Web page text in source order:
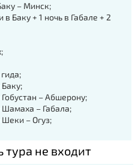
– Минск;
Баку + 1 ночь в Габале + 2
– Абшерону;
Шамаха – Габала;
Шеки – Огуз;
тура не входит